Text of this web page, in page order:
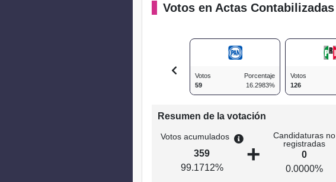
Votos en Actas Contabilizadas
Votos
59
Porcentaje
16.2983%
Votos
126
Resumen de la votación
Votos acumulados
359
99.1712%
+
Candidaturas no
registradas
0
0.0000%